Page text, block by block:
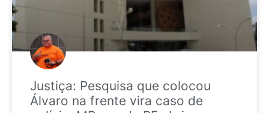
Justiça: Pesquisa que colocou
Álvaro na frente vira caso de